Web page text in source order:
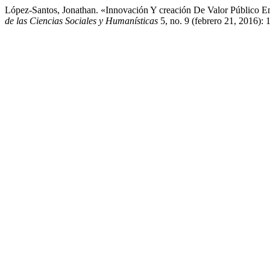
López-Santos, Jonathan. «Innovación Y creación De Valor
de las Ciencias Sociales y Humanísticas 5, no. 9 (febrero 21, 2016):